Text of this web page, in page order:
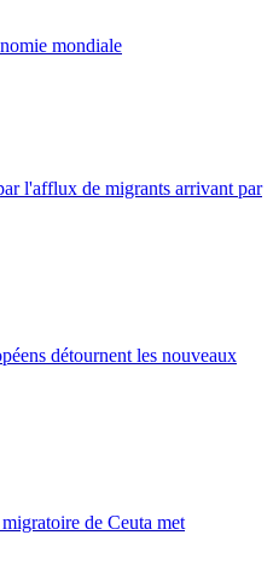
mondiale
l'afflux de migrants arrivant par
détournent les nouveaux
de Ceuta met